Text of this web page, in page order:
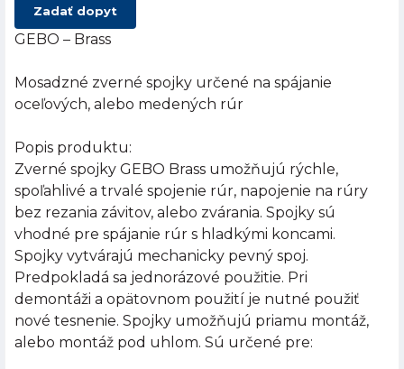
Zadať dopyt
GEBO – Brass
Mosadzné zverné spojky určené na spájanie
oceľových, alebo medených rúr
Popis produktu:
Zverné spojky GEBO Brass umožňujú rýchle,
spoľahlivé a trvalé spojenie rúr, napojenie na rúry
bez rezania závitov, alebo zvárania. Spojky sú
vhodné pre spájanie rúr s hladkými koncami.
Spojky vytvárajú mechanicky pevný spoj.
Predpokladá sa jednorázové použitie. Pri
demontáži a opätovnom použití je nutné použiť
nové tesnenie. Spojky umožňujú priamu montáž,
alebo montáž pod uhlom. Sú určené pre: